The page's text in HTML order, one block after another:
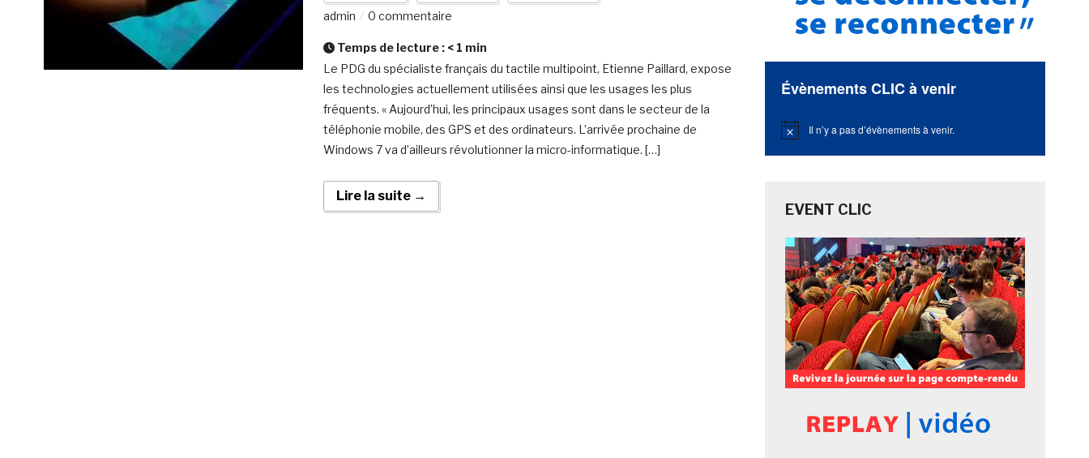
admin
0 commentaire
Temps de lecture : < 1 min
Le PDG du spécialiste français du tactile multipoint, Etienne Paillard, expose
les technologies actuellement utilisées ainsi que les usages les plus
fréquents. « Aujourd’hui, les principaux usages sont dans le secteur de la
téléphonie mobile, des GPS et des ordinateurs. L’arrivée prochaine de
Windows 7 va d’ailleurs révolutionner la micro-informatique. […]
Lire la suite →
Évènements CLIC à venir
Notice Il n’y a pas d’évènements à venir.
EVENT CLIC